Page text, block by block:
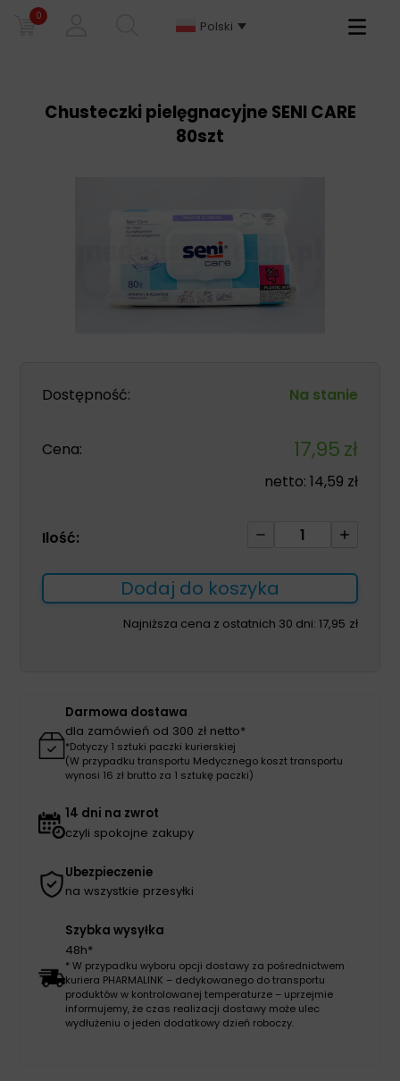
0
Polski
Primary
Chusteczki pielęgnacyjne SENI CARE
80szt
Dostępność: Na stanie
Cena: 17,95zł
netto: 14,59 zł
Ilość:
ilość
pielęgnacyjne
SENI
CARE
Dodaj do koszyka
Najniższa cena z ostatnich 30 dni: 17,95 zł
Darmowa dostawa
dla zamówień od 300 zł netto*
*Dotyczy 1 sztuki paczki kurierskiej
(W przypadku transportu Medycznego koszt transportu
wynosi 16 zł brutto za 1 sztukę paczki)
14 dni na zwrot
czyli spokojne zakupy
Ubezpieczenie
na wszystkie przesyłki
Szybka wysyłka
48h*
* W przypadku wyboru opcji dostawy za pośrednictwem
kuriera PHARMALINK – dedykowanego do transportu
produktów w kontrolowanej temperaturze – uprzejmie
informujemy, że czas realizacji dostawy może ulec
wydłużeniu o jeden dodatkowy dzień roboczy.